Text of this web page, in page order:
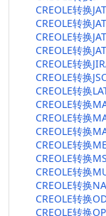
CREOLE转换
CREOLE转换
CREOLE转换
CREOLE转换
CREOLE转换
CREOLE转换
CREOLE转换
CREOLE转换
CREOLE转换
CREOLE转换
CREOLE转换
CREOLE转换MS
CREOLE转换
CREOLE转换
CREOLE转换
CREOLE转换